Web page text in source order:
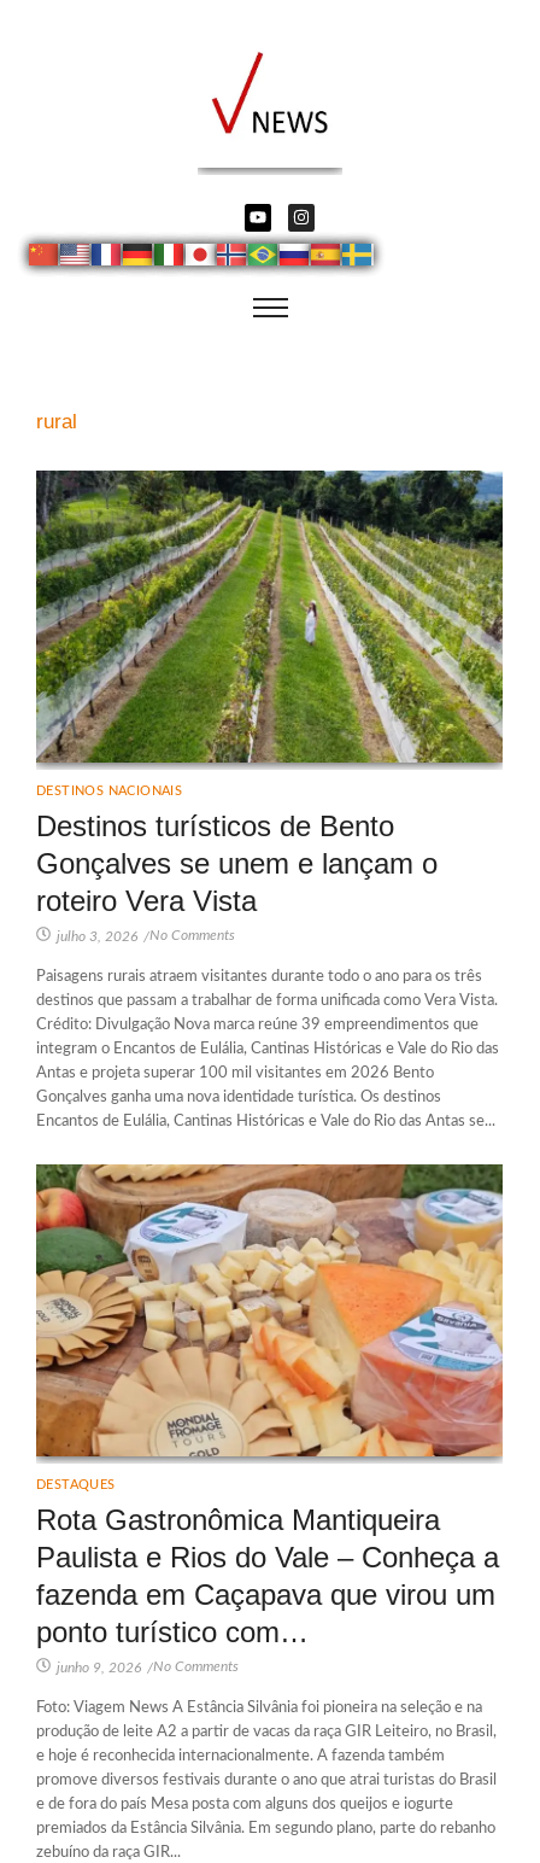
rural
DESTINOS NACIONAIS
Destinos turísticos de Bento
Gonçalves se unem e lançam o
roteiro Vera Vista
julho 3, 2026 /No Comments
Paisagens rurais atraem visitantes durante todo o ano para os três
destinos que passam a trabalhar de forma unificada como Vera Vista.
Crédito: Divulgação Nova marca reúne 39 empreendimentos que
integram o Encantos de Eulália, Cantinas Históricas e Vale do Rio das
Antas e projeta superar 100 mil visitantes em 2026 Bento
Gonçalves ganha uma nova identidade turística. Os destinos
Encantos de Eulália, Cantinas Históricas e Vale do Rio das Antas se...
DESTAQUES
Rota Gastronômica Mantiqueira
Paulista e Rios do Vale – Conheça a
fazenda em Caçapava que virou um
ponto turístico com…
junho 9, 2026 /No Comments
Foto: Viagem News A Estância Silvânia foi pioneira na seleção e na
produção de leite A2 a partir de vacas da raça GIR Leiteiro, no Brasil,
e hoje é reconhecida internacionalmente. A fazenda também
promove diversos festivais durante o ano que atrai turistas do Brasil
e de fora do país Mesa posta com alguns dos queijos e iogurte
premiados da Estância Silvânia. Em segundo plano, parte do rebanho
zebuíno da raça GIR...